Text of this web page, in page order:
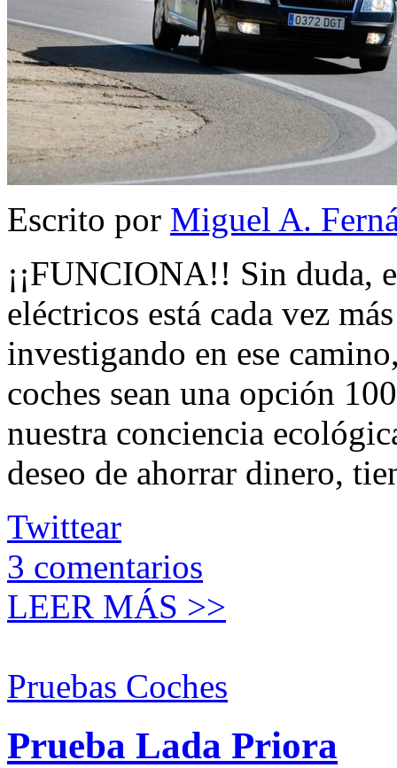
Escrito por Miguel A.
¡¡FUNCIONA!! Sin duda,
eléctricos está cada vez
investigando en ese
coches sean una opción
nuestra conciencia
deseo de ahorrar dinero,
Twittear
3 comentarios
LEER MÁS >>
Pruebas Coches
Prueba Lada Priora